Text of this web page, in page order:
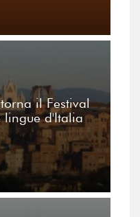
il Festival
d'Italia